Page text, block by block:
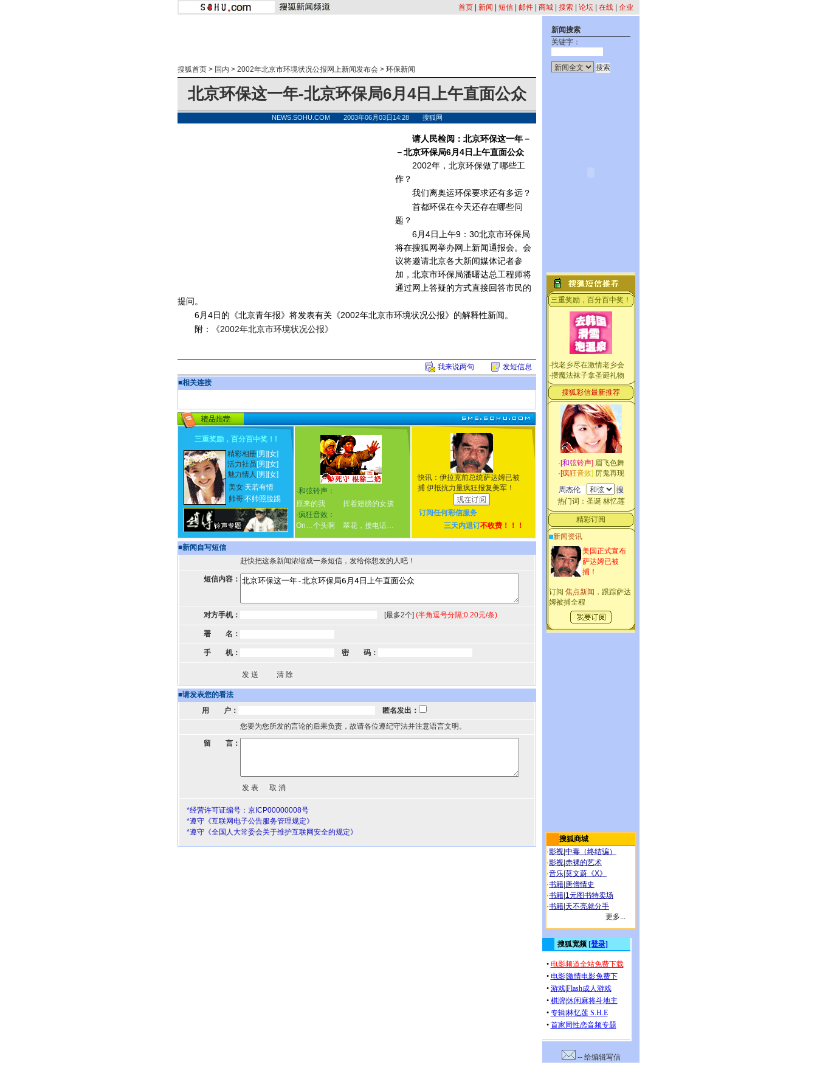
首页 新闻 短信 邮件 商城 搜索 论坛 在线 企业
搜狐首页 > 国内 > 2002年北京市环境状况公报网上新闻发布会 > 环保新闻
北京环保这一年-北京环保局6月4日上午直面公众
NEWS.SOHU.COM 2003年06月03日14:28 搜狐网
请人民检阅：北京环保这一年－
－北京环保局6月4日上午直面公众
2002年，北京环保做了哪些工
作？
我们离奥运环保要求还有多远？
首都环保在今天还存在哪些问
题？
6月4日上午9：30北京市环保局
将在搜狐网举办网上新闻通报会。会
议将邀请北京各大新闻媒体记者参
加，北京市环保局潘曙达总工程师将
通过网上答疑的方式直接回答市民的
提问。
6月4日的《北京青年报》将发表有关《2002年北京市环境状况公报》的解释性新闻。
附：
《2002年北京市环境状况公报》
我来说两句
发短信息
■相关连接
三重奖励，百分百中奖！ !
精彩相册[男] [女]
活力社员 [男] [女]
魅力情人 [男] [女]
美女 天若有情
帅哥不帅照脸踢
·和弦铃声：
原来的我
挥着翅膀的女孩
·疯狂音效：
On…个头啊
翠花，接电话…
快讯：伊拉克前总统萨达姆已被
捕 伊抵抗力量疯狂报复美军！
订阅任何彩信服务
三天内退订不收费！！！
■新闻自写短信
赶快把这条新闻浓缩成一条短信，发给你想发的人吧！
短信内容：
对方手机： [最多2个] (半角逗号分隔;0.20元/条)
署 名：
手 机： 密 码：
■请发表您的看法
用 户：
匿名发出：
您要为您所发的言论的后果负责，故请各位遵纪守法并注意语言文明。
留 言：
*经营许可证编号：京ICP00000008号
*遵守《互联网电子公告服务管理规定》
*遵守《全国人大常委会关于维护互联网安全的规定》
新闻搜索
关键字：
三重奖励，百分百中奖！
·找老乡尽在激情老乡会
·攒魔法袜子拿圣诞礼物
搜狐彩信最新推荐
·[和弦铃声] 眉飞色舞
·[疯狂音效] 厉鬼再现
热门词： 圣诞 林忆莲
精彩订阅
新闻资讯
美国正式宣布
萨达姆已被
捕！
订阅 焦点新闻 ，跟踪萨达
姆被捕全程
搜狐商城
·影视 中毒（终结骗）
·影视 赤裸的艺术
·音乐 莫文蔚《X》
·书籍 唐僧情史
·书籍 1元图书特卖场
·书籍 天不亮就分手
更多...
-- 给编辑写信